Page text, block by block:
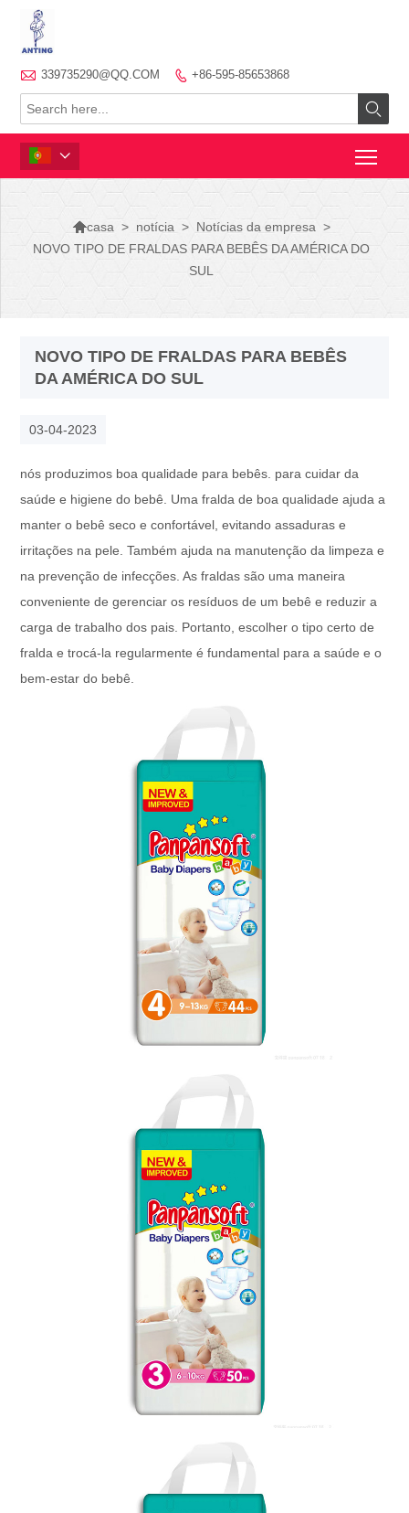
 339735290@QQ.COM  +86-595-85653868


casa > notícia > Notícias da empresa >
NOVO TIPO DE FRALDAS PARA BEBÊS DA AMÉRICA DO
SUL
NOVO TIPO DE FRALDAS PARA BEBÊS
DA AMÉRICA DO SUL
03-04-2023
nós produzimos boa qualidade para bebês. para cuidar da
saúde e higiene do bebê. Uma fralda de boa qualidade ajuda a
manter o bebê seco e confortável, evitando assaduras e
irritações na pele. Também ajuda na manutenção da limpeza e
na prevenção de infecções. As fraldas são uma maneira
conveniente de gerenciar os resíduos de um bebê e reduzir a
carga de trabalho dos pais. Portanto, escolher o tipo certo de
fralda e trocá-la regularmente é fundamental para a saúde e o
bem-estar do bebê.